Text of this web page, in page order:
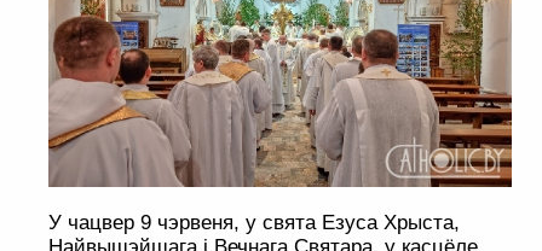
У чацвер 9 чэрвеня, у свята Езуса Хрыста,